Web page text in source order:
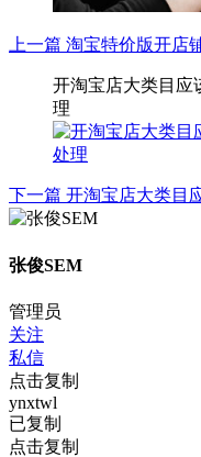
上一篇 淘宝特价版开店
开淘宝店大类目应
理
下一篇 开淘宝店大类目
张俊SEM
管理员
关注
私信
点击复制
ynxtwl
已复制
点击复制